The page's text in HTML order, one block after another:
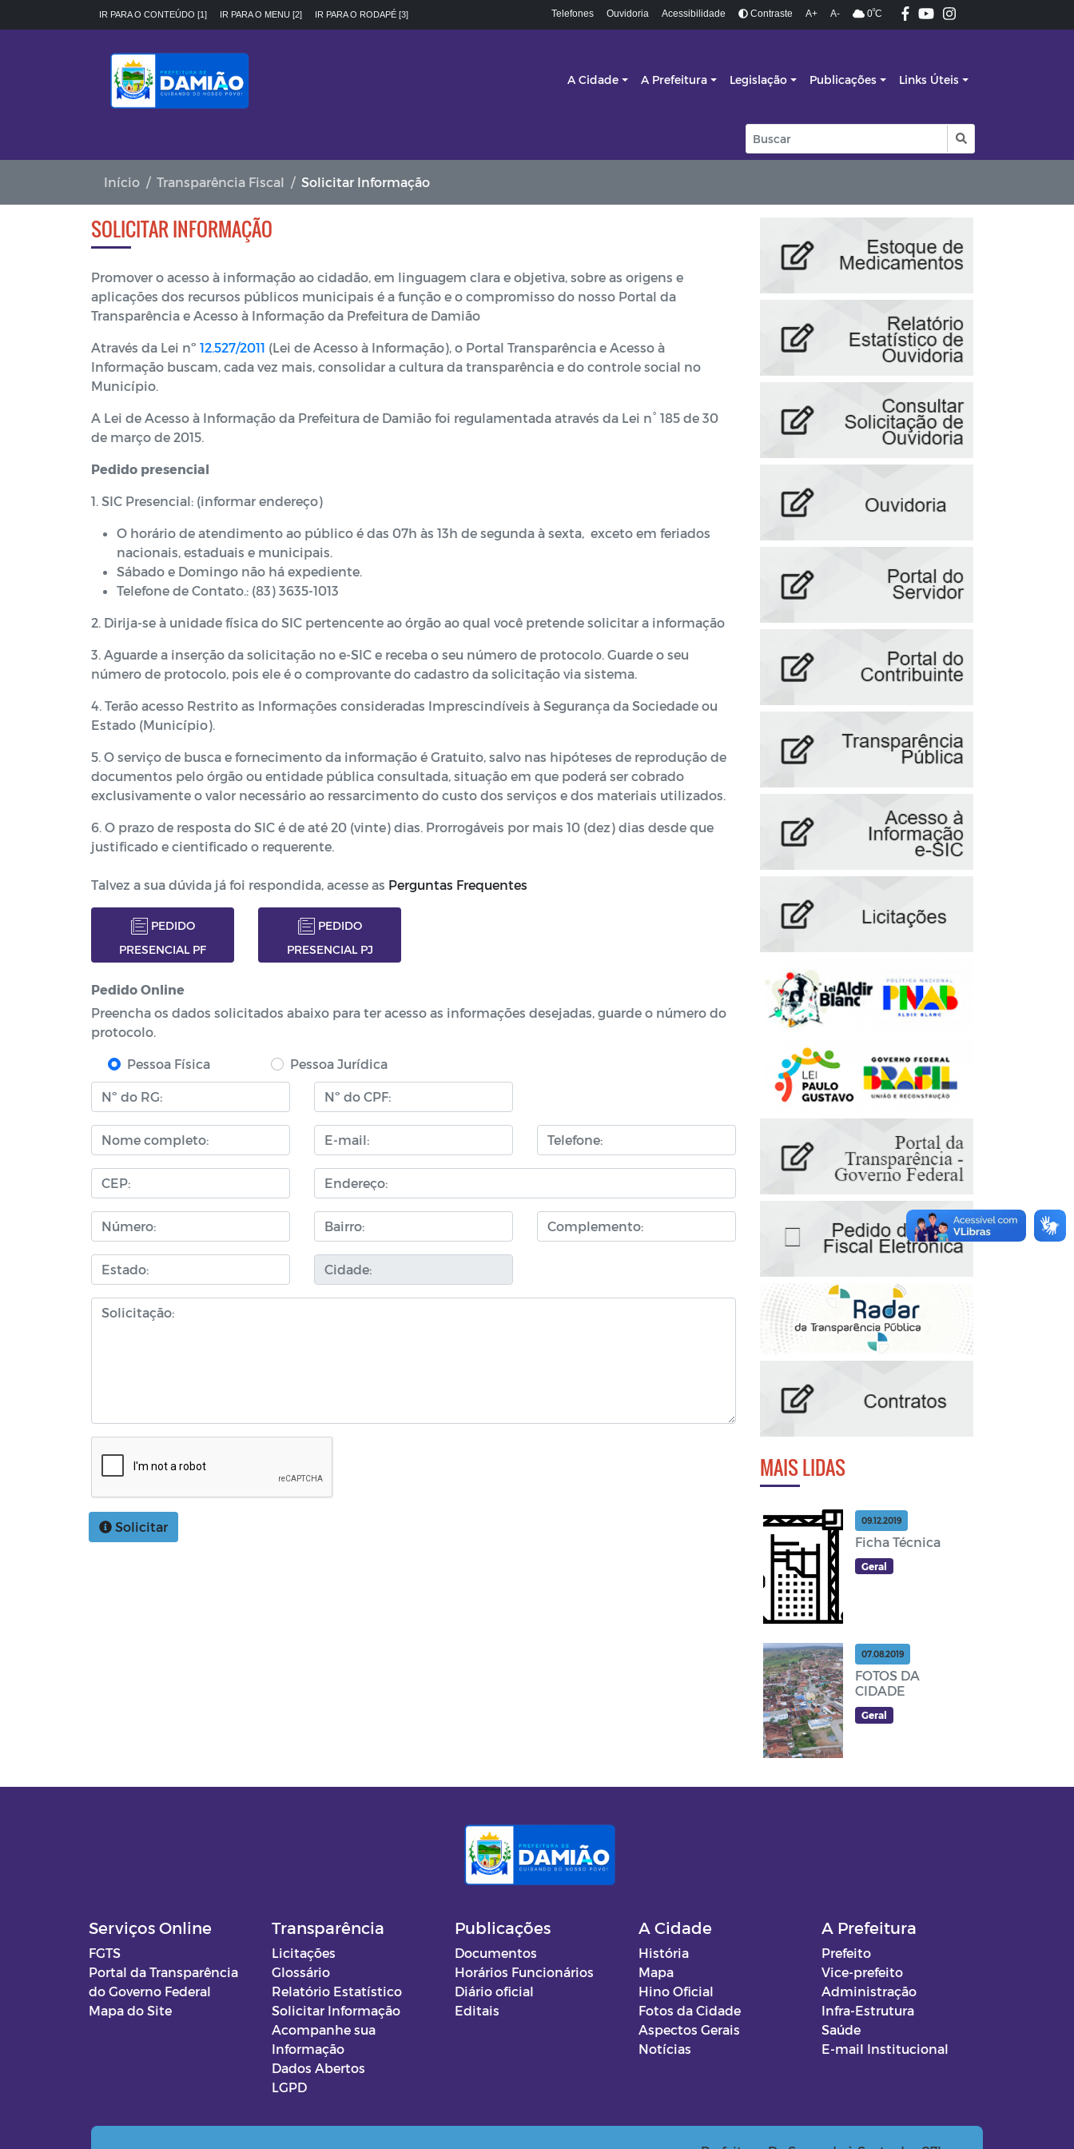
IR PARA O CONTEÚDO [1] IR PARA O MENU [2] IR PARA O RODAPÉ [3] Telefones Ouvidoria Acessibilidade Contraste A+ A- 0ºC
A Cidade A Prefeitura Legislação Publicações Links Úteis
Início Transparência Fiscal Solicitar Informação
SOLICITAR INFORMAÇÃO
Promover o acesso à informação ao cidadão, em linguagem clara e objetiva, sobre as origens e
aplicações dos recursos públicos municipais é a função e o compromisso do nosso Portal da
Transparência e Acesso à Informação da Prefeitura de Damião
Através da Lei nº 12.527/2011 (Lei de Acesso à Informação), o Portal Transparência e Acesso à
Informação buscam, cada vez mais, consolidar a cultura da transparência e do controle social no
Município.
A Lei de Acesso à Informação da Prefeitura de Damião foi regulamentada através da Lei n° 185 de 30
de março de 2015.
Pedido presencial
1. SIC Presencial: (informar endereço)
O horário de atendimento ao público é das 07h às 13h de segunda à sexta, exceto em feriados
nacionais, estaduais e municipais.
Sábado e Domingo não há expediente.
Telefone de Contato.: (83) 3635-1013
2. Dirija-se à unidade física do SIC pertencente ao órgão ao qual você pretende solicitar a informação
3. Aguarde a inserção da solicitação no e-SIC e receba o seu número de protocolo. Guarde o seu
número de protocolo, pois ele é o comprovante do cadastro da solicitação via sistema.
4. Terão acesso Restrito as Informações consideradas Imprescindíveis à Segurança da Sociedade ou
Estado (Município).
5. O serviço de busca e fornecimento da informação é Gratuito, salvo nas hipóteses de reprodução de
documentos pelo órgão ou entidade pública consultada, situação em que poderá ser cobrado
exclusivamente o valor necessário ao ressarcimento do custo dos serviços e dos materiais utilizados.
6. O prazo de resposta do SIC é de até 20 (vinte) dias. Prorrogáveis por mais 10 (dez) dias desde que
justificado e cientificado o requerente.
Talvez a sua dúvida já foi respondida, acesse as Perguntas Frequentes
PEDIDO
PRESENCIAL PF
PEDIDO
PRESENCIAL PJ
Pedido Online
Preencha os dados solicitados abaixo para ter acesso as informações desejadas, guarde o número do
protocolo.
Pessoa Física Pessoa Jurídica
Solicitar
MAIS LIDAS
09.12.2019
Ficha Técnica
Geral
07.08.2019
FOTOS DA
CIDADE
Geral
Serviços Online
FGTS
Portal da Transparência
do Governo Federal
Mapa do Site
Transparência
Licitações
Glossário
Relatório Estatístico
Solicitar Informação
Acompanhe sua
Informação
Dados Abertos
LGPD
Publicações
Documentos
Horários Funcionários
Diário oficial
Editais
A Cidade
História
Mapa
Hino Oficial
Fotos da Cidade
Aspectos Gerais
Notícias
A Prefeitura
Prefeito
Vice-prefeito
Administração
Infra-Estrutura
Saúde
E-mail Institucional